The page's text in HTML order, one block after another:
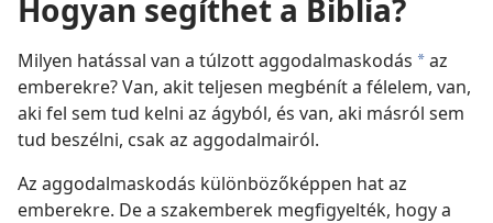
Hogyan segíthet a Biblia?
Milyen hatással van a túlzott aggodalmaskodás aaz
emberekre? Van, akit teljesen megbénít a félelem, van,
aki fel sem tud kelni az ágyból, és van, aki másról sem
tud beszélni, csak az aggodalmairól.
Az aggodalmaskodás különbözőképpen hat az
emberekre. De a szakemberek megfigyelték, hogy a